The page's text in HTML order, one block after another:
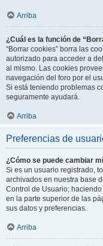
Arriba
¿Cuál es la función de
“Borrar cookies” borra las
autorizado para acceder a
al mismo. Las cookies
navegación del foro por el
Si está teniendo problemas
seguramente ayudará.
Arriba
Preferencias de
¿Cómo se puede cambiar
Si es un usuario registrado,
archivados en nuestra base
Control de Usuario;
en la parte superior de las
sus datos y preferencias.
Arriba